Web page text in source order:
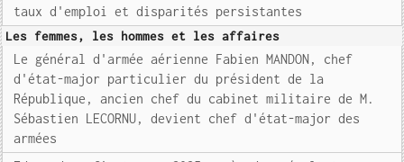
taux d'emploi et disparités persistantes
Les femmes, les hommes et les affaires
Le général d'armée aérienne Fabien MANDON, chef
d'état-major particulier du président de la
République, ancien chef du cabinet militaire de M.
Sébastien LECORNU, devient chef d'état-major des
armées